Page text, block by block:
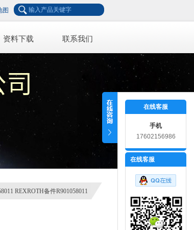
图
资料下载 联系我们
REXROTH备件R901058011
在线客服
手机
17602156986
在线客服